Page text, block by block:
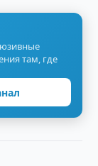
там, где